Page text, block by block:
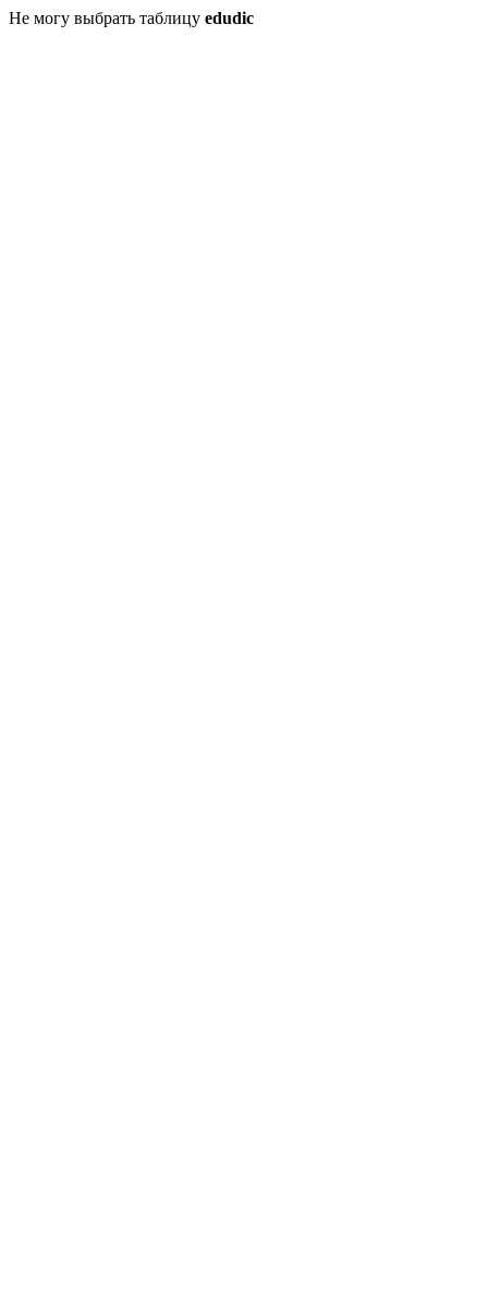
Не могу выбрать таблицу edudic